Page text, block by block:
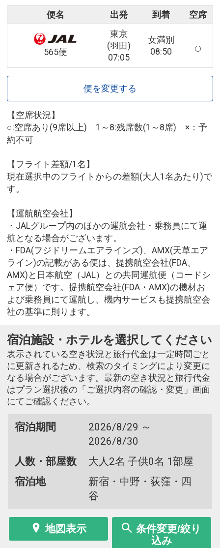
便名 出発 到着 空席
565便
東京
(羽田)
07:05
女満別
08:50
便を変更する
【空席状況】
○:空席あり(9席以上) 1～8:残席数(1～8席) ×：予
約不可
【フライト差額/1名】
現在選択中のフライトからの差額(大人1名あたり)で
す。
【運航航空会社】
・JALグループ内のほかの運航会社・乗務員にて運
航となる場合がございます。
・FDA(フジドリームエアラインズ)、AMX(天草エア
ライン)の記載がある便は、提携航空会社(FDA、
AMX)と日本航空（JAL）との共同運航便（コードシ
ェア便）です。提携航空会社(FDA・AMX)の機材お
よび乗務員にて運航し、機内サービスも提携航空会
社の基準に則ります。
宿泊施設・ホテルを選択してください
表示されている空き状況と旅行代金は一定時間ごと
に更新されるため、検索のタイミングにより変更に
なる場合がございます。最新の空き状況と旅行代金
はプラン選択後の「ご選択内容の確認・変更」画面
にてご確認ください。
宿泊期間
2026/8/29 ～
2026/8/30
人数・部屋数
大人2名 子供0名 1部屋
宿泊地
新宿・中野・荻窪・四
谷
地図表示
条件変更/絞り
込み